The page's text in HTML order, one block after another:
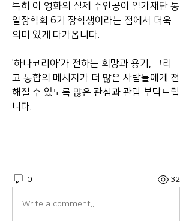
특히 이 영화의 실제 주인공이 일가재단 통
일장학회 6기 장학생이라는 점에서 더욱
의미 있게 다가옵니다.
'하나코리아'가 전하는 희망과 용기, 그리
고 통합의 메시지가 더 많은 사람들에게 전
해질 수 있도록 많은 관심과 관람 부탁드립
니다.
0 32
Write a comment...